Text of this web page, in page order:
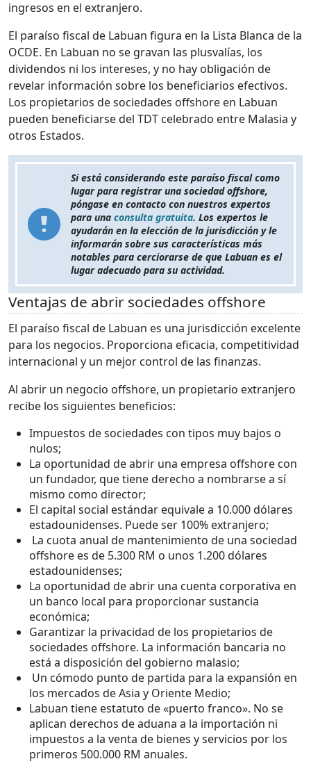
ingresos en el extranjero.
El paraíso fiscal de Labuan figura en la Lista Blanca de la
OCDE. En Labuan no se gravan las plusvalías, los
dividendos ni los intereses, y no hay obligación de
revelar información sobre los beneficiarios efectivos.
Los propietarios de sociedades offshore en Labuan
pueden beneficiarse del TDT celebrado entre Malasia y
otros Estados.
Si está considerando este paraíso fiscal como
lugar para registrar una sociedad offshore,
póngase en contacto con nuestros expertos
para una consulta gratuita. Los expertos le
ayudarán en la elección de la jurisdicción y le
informarán sobre sus características más
notables para cerciorarse de que Labuan es el
lugar adecuado para su actividad.
Ventajas de abrir sociedades offshore
El paraíso fiscal de Labuan es una jurisdicción excelente
para los negocios. Proporciona eficacia, competitividad
internacional y un mejor control de las finanzas.
Al abrir un negocio offshore, un propietario extranjero
recibe los siguientes beneficios:
Impuestos de sociedades con tipos muy bajos o
nulos;
La oportunidad de abrir una empresa offshore con
un fundador, que tiene derecho a nombrarse a sí
mismo como director;
El capital social estándar equivale a 10.000 dólares
estadounidenses. Puede ser 100% extranjero;
La cuota anual de mantenimiento de una sociedad
offshore es de 5.300 RM o unos 1.200 dólares
estadounidenses;
La oportunidad de abrir una cuenta corporativa en
un banco local para proporcionar sustancia
económica;
Garantizar la privacidad de los propietarios de
sociedades offshore. La información bancaria no
está a disposición del gobierno malasio;
Un cómodo punto de partida para la expansión en
los mercados de Asia y Oriente Medio;
Labuan tiene estatuto de «puerto franco». No se
aplican derechos de aduana a la importación ni
impuestos a la venta de bienes y servicios por los
primeros 500.000 RM anuales.